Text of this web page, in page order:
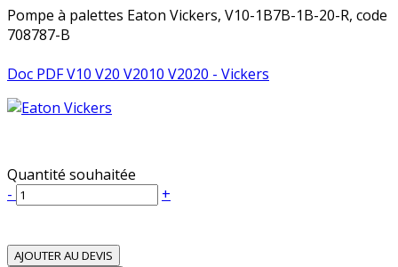
Pompe à palettes Eaton Vickers, V10-1B7B-1B-20-R, code
708787-B
Doc PDF V10 V20 V2010 V2020 - Vickers
Quantité souhaitée
-
+
AJOUTER AU DEVIS